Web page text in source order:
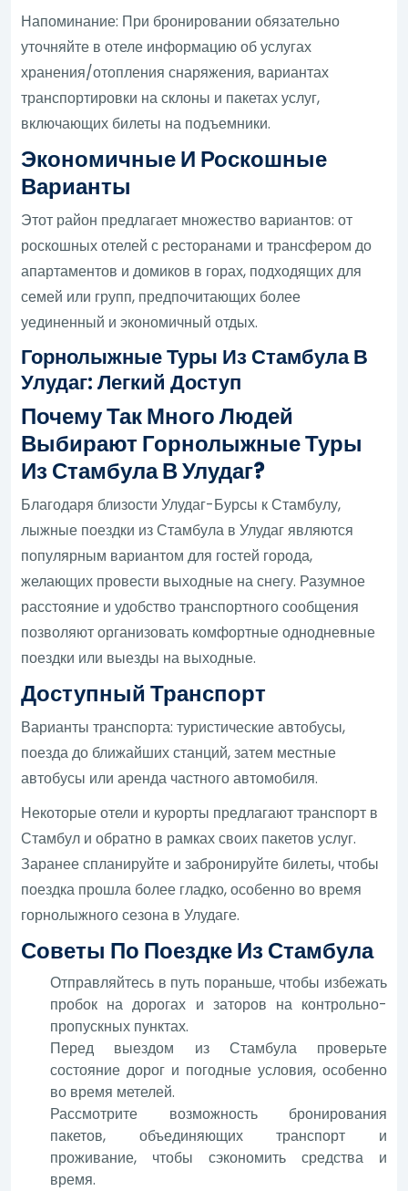
Напоминание: При бронировании обязательно
уточняйте в отеле информацию об услугах
хранения/отопления снаряжения, вариантах
транспортировки на склоны и пакетах услуг,
включающих билеты на подъемники.
Экономичные И Роскошные
Варианты
Этот район предлагает множество вариантов: от
роскошных отелей с ресторанами и трансфером до
апартаментов и домиков в горах, подходящих для
семей или групп, предпочитающих более
уединенный и экономичный отдых.
Горнолыжные Туры Из Стамбула В
Улудаг: Легкий Доступ
Почему Так Много Людей
Выбирают Горнолыжные Туры
Из Стамбула В Улудаг?
Благодаря близости Улудаг-Бурсы к Стамбулу,
лыжные поездки из Стамбула в Улудаг являются
популярным вариантом для гостей города,
желающих провести выходные на снегу. Разумное
расстояние и удобство транспортного сообщения
позволяют организовать комфортные однодневные
поездки или выезды на выходные.
Доступный Транспорт
Варианты транспорта: туристические автобусы,
поезда до ближайших станций, затем местные
автобусы или аренда частного автомобиля.
Некоторые отели и курорты предлагают транспорт в
Стамбул и обратно в рамках своих пакетов услуг.
Заранее спланируйте и забронируйте билеты, чтобы
поездка прошла более гладко, особенно во время
горнолыжного сезона в Улудаге.
Советы По Поездке Из Стамбула
Отправляйтесь в путь пораньше, чтобы избежать
пробок на дорогах и заторов на контрольно-
пропускных пунктах.
Перед выездом из Стамбула проверьте
состояние дорог и погодные условия, особенно
во время метелей.
Рассмотрите возможность бронирования
пакетов, объединяющих транспорт и
проживание, чтобы сэкономить средства и
время.